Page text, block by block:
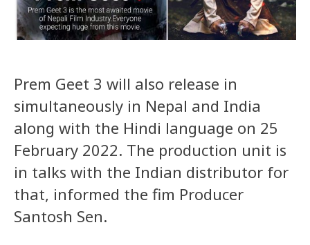
Prem Geet 3 will also release in
simultaneously in Nepal and India
along with the Hindi language on 25
February 2022. The production unit is
in talks with the Indian distributor for
that, informed the fim Producer
Santosh Sen.